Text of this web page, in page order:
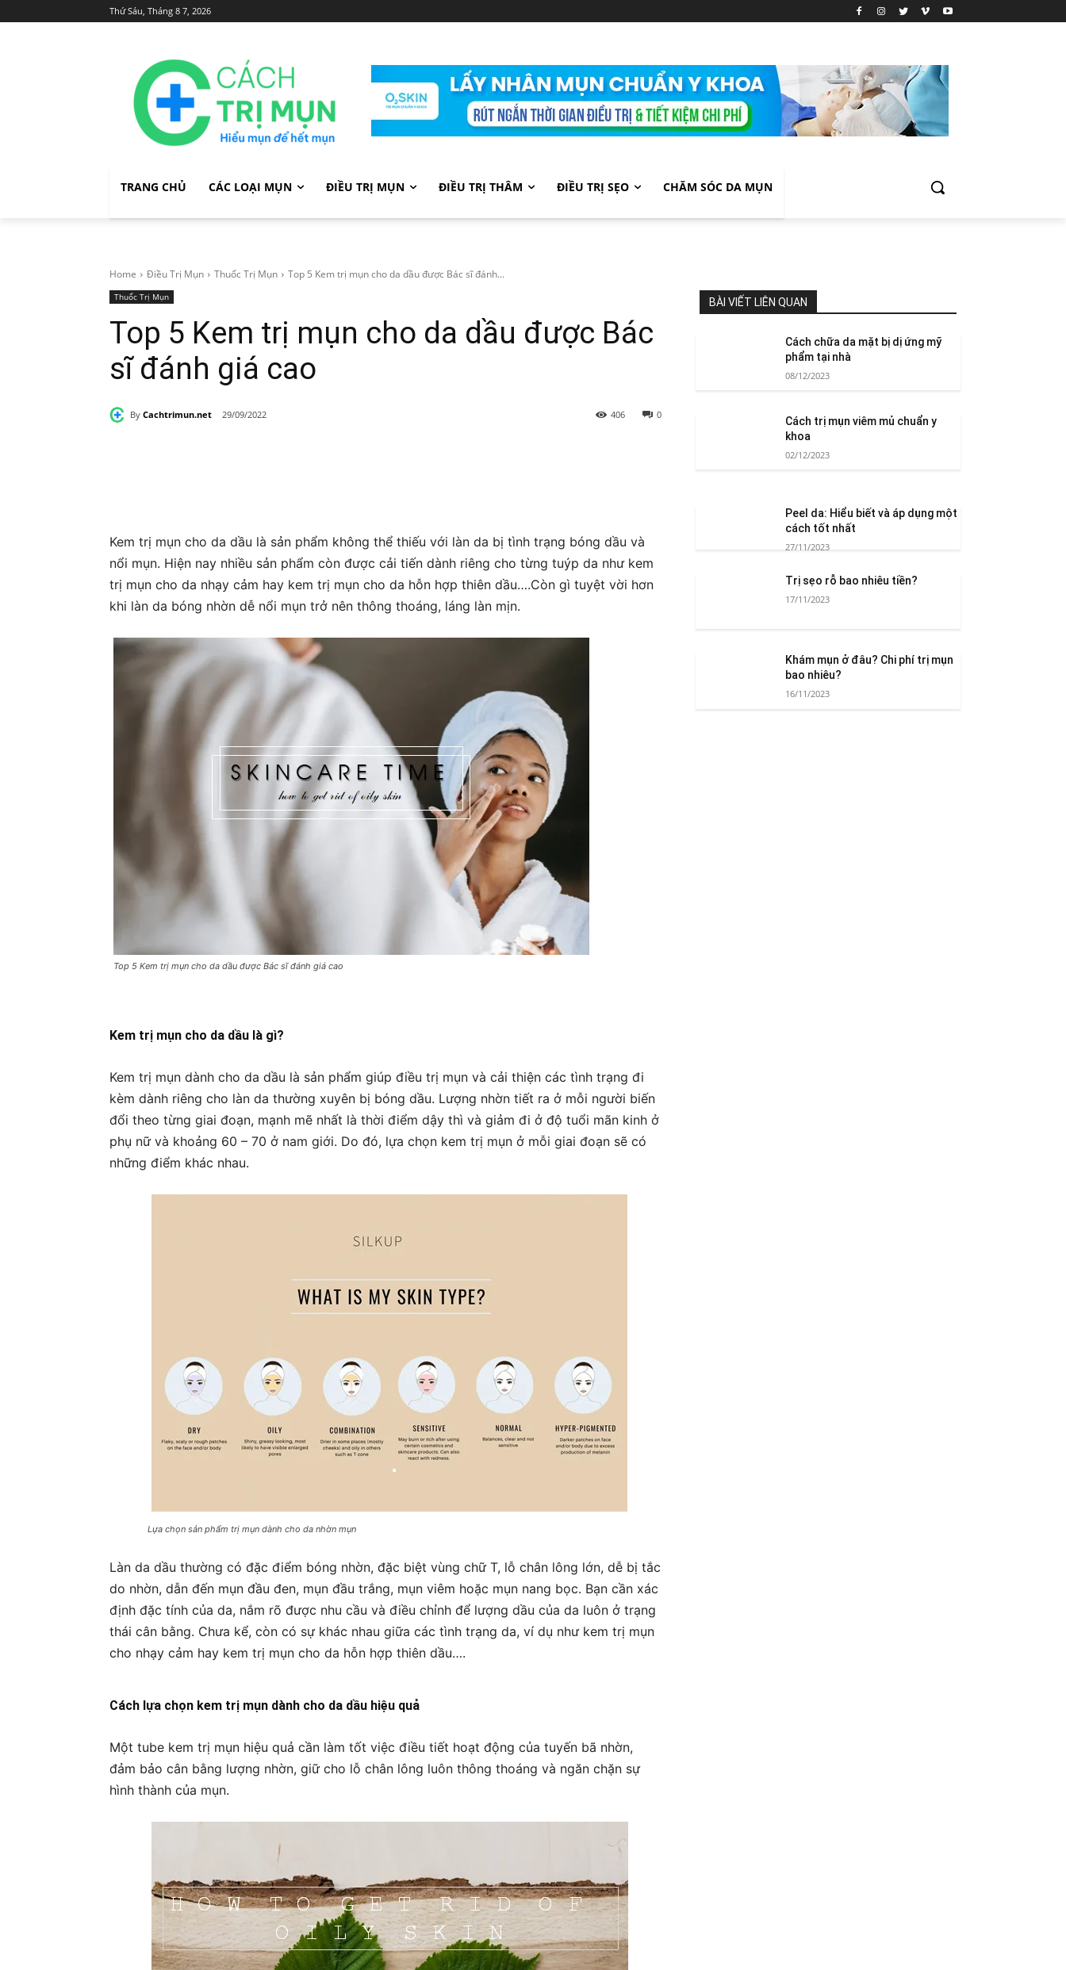
Thứ Sáu, Tháng 8 7, 2026
TRANG CHỦ CÁC LOẠI MỤN ĐIỀU TRỊ MỤN ĐIỀU TRỊ THÂM ĐIỀU TRỊ SẸO CHĂM SÓC DA MỤN
Home Điều Trị Mụn Thuốc Trị Mụn Top 5 Kem trị mụn cho da dầu được Bác sĩ đánh...
Thuốc Trị Mụn
Top 5 Kem trị mụn cho da dầu được Bác
sĩ đánh giá cao
By Cachtrimun.net 29/09/2022 0
406
Kem trị mụn cho da dầu là sản phẩm không thể thiếu với làn da bị tình trạng bóng dầu và
nổi mụn. Hiện nay nhiều sản phẩm còn được cải tiến dành riêng cho từng tuýp da như kem
trị mụn cho da nhạy cảm hay kem trị mụn cho da hỗn hợp thiên dầu….Còn gì tuyệt vời hơn
khi làn da bóng nhờn dễ nổi mụn trở nên thông thoáng, láng làn mịn.
Top 5 Kem trị mụn cho da dầu được Bác sĩ đánh giá cao
Kem trị mụn cho da dầu là gì?
Kem trị mụn dành cho da dầu là sản phẩm giúp điều trị mụn và cải thiện các tình trạng đi
kèm dành riêng cho làn da thường xuyên bị bóng dầu. Lượng nhờn tiết ra ở mỗi người biến
đổi theo từng giai đoạn, mạnh mẽ nhất là thời điểm dậy thì và giảm đi ở độ tuổi mãn kinh ở
phụ nữ và khoảng 60 – 70 ở nam giới. Do đó, lựa chọn kem trị mụn ở mỗi giai đoạn sẽ có
những điểm khác nhau.
Lựa chọn sản phẩm trị mụn dành cho da nhờn mụn
Làn da dầu thường có đặc điểm bóng nhờn, đặc biệt vùng chữ T, lỗ chân lông lớn, dễ bị tắc
do nhờn, dẫn đến mụn đầu đen, mụn đầu trắng, mụn viêm hoặc mụn nang bọc. Bạn cần xác
định đặc tính của da, nắm rõ được nhu cầu và điều chỉnh để lượng dầu của da luôn ở trạng
thái cân bằng. Chưa kể, còn có sự khác nhau giữa các tình trạng da, ví dụ như kem trị mụn
cho nhạy cảm hay kem trị mụn cho da hỗn hợp thiên dầu….
Cách lựa chọn kem trị mụn dành cho da dầu hiệu quả
Một tube kem trị mụn hiệu quả cần làm tốt việc điều tiết hoạt động của tuyến bã nhờn,
đảm bảo cân bằng lượng nhờn, giữ cho lỗ chân lông luôn thông thoáng và ngăn chặn sự
hình thành của mụn.
BÀI VIẾT LIÊN QUAN
Cách chữa da mặt bị dị ứng mỹ
phẩm tại nhà
08/12/2023
Cách trị mụn viêm mủ chuẩn y
khoa
02/12/2023
Peel da: Hiểu biết và áp dụng một
cách tốt nhất
27/11/2023
Trị sẹo rỗ bao nhiêu tiền?
17/11/2023
Khám mụn ở đâu? Chi phí trị mụn
bao nhiêu?
16/11/2023